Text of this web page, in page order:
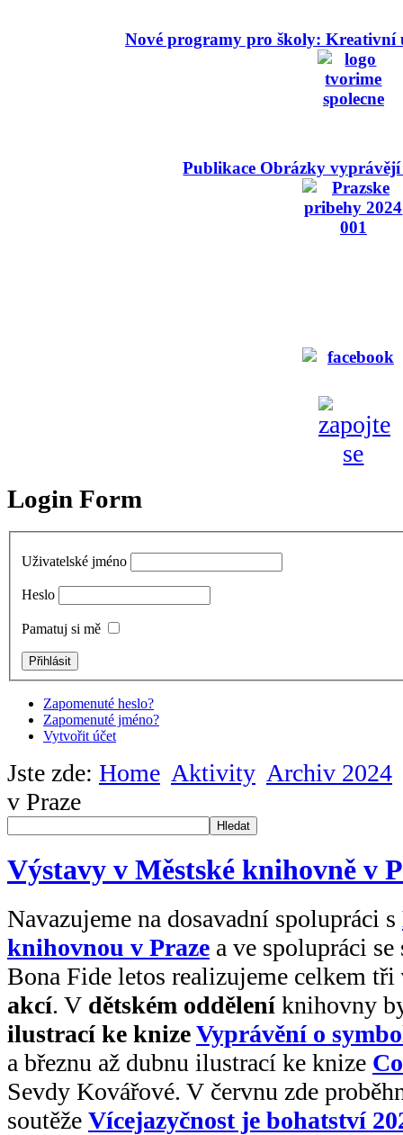
Nové programy pro školy: Kreativní
Publikace Obrázky
Login Form
Uživatelské jméno
Heslo
Pamatuj si mě
Zapomenuté heslo?
Zapomenuté jméno?
Vytvořit účet
Jste zde: Home Aktivity Archiv 2024
v Praze
Hledat
Výstavy v Městské knihovně v
Navazujeme na dosavadní spolupráci s
knihovnou v Praze a ve spolupráci
Bona Fide letos realizujeme celkem tři
akcí. V dětském oddělení knihovny
ilustrací ke knizeVyprávění o
a březnu až dubnu ilustrací ke knize
Sevdy Kovářové. V červnu zde
soutěže Vícejazyčnost je bohatství